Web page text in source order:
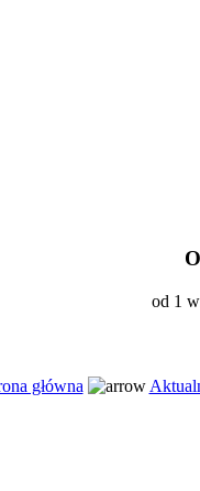
od 1
główna